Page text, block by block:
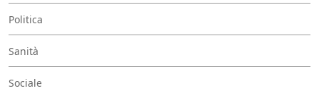
Politica
Sanità
Sociale